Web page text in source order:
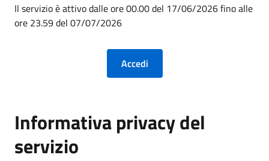
Il servizio è attivo dalle ore 00.00 del 17/06/2026 fino alle
ore 23.59 del 07/07/2026
Informativa privacy del
servizio